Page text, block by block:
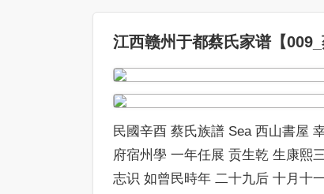
江西赣州于都蔡氏家谱【
民國辛酉 蔡氏族譜 Sea 西山書屋
府宿州學 一年任展 贡生乾 生康熙
志识 如曾民時年 二十九后 十月十